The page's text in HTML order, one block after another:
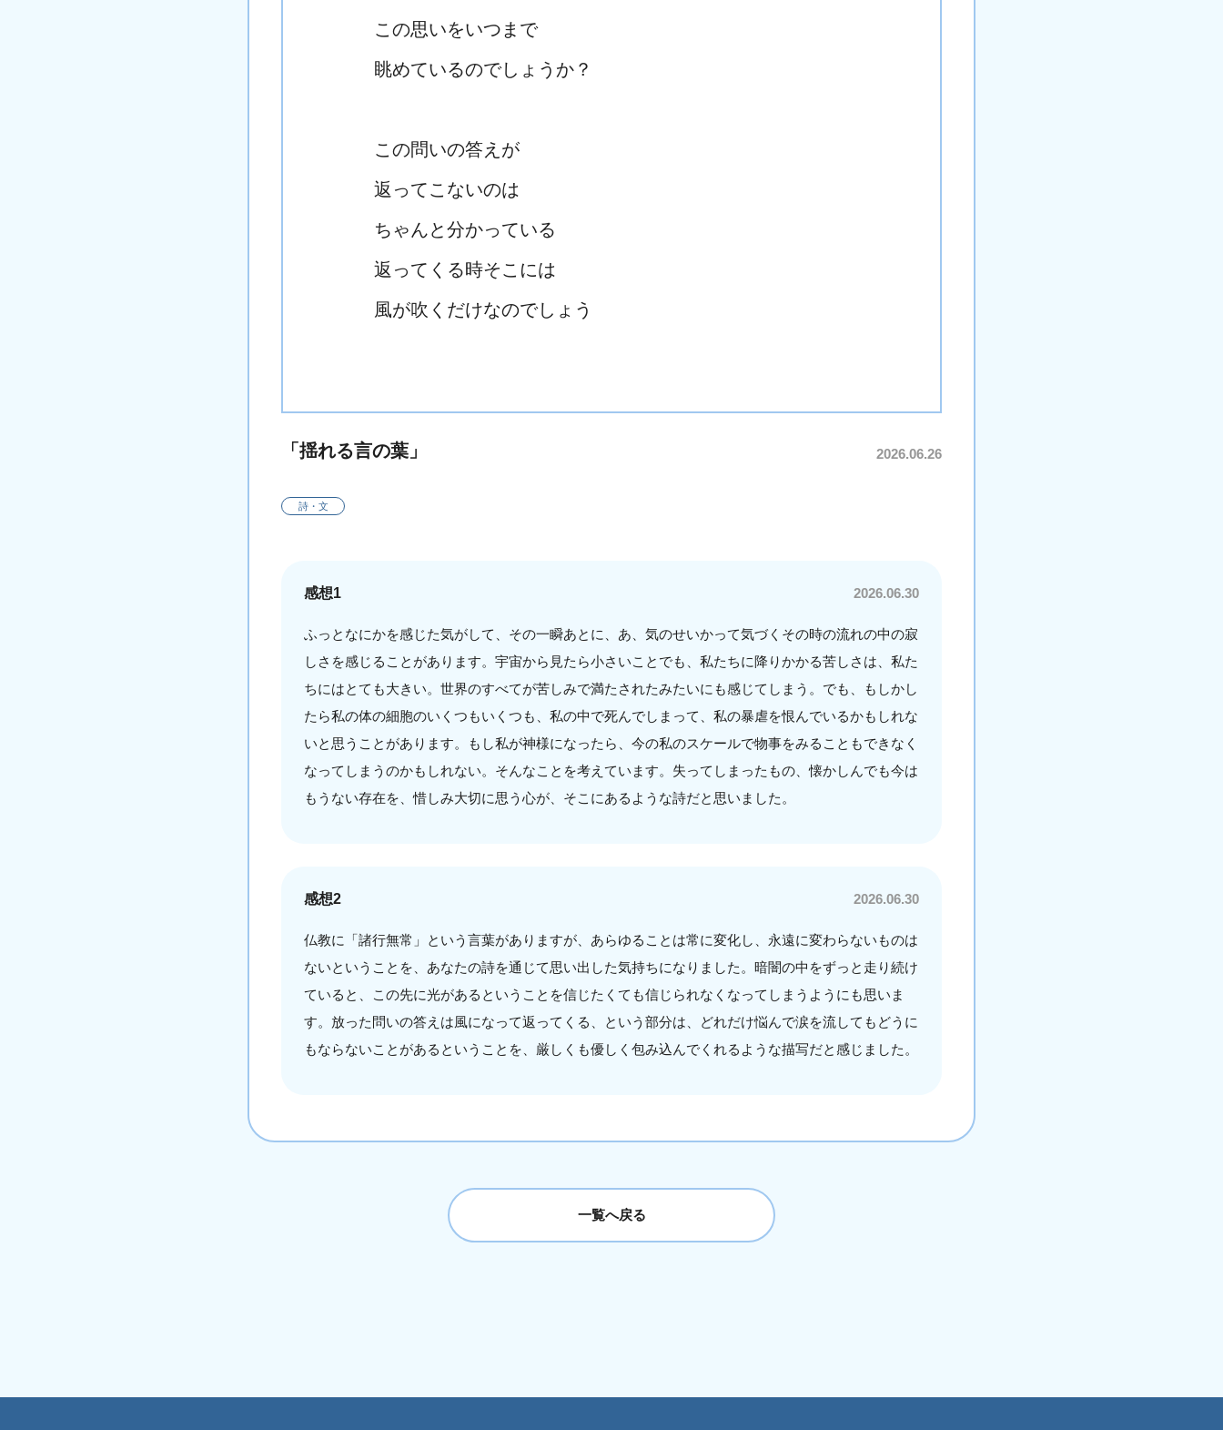
この思いをいつまで
眺めているのでしょうか？
この問いの答えが
返ってこないのは
ちゃんと分かっている
返ってくる時そこには
風が吹くだけなのでしょう
「揺れる言の葉」 2026.06.26
詩・文
感想1 2026.06.30
ふっとなにかを感じた気がして、その一瞬あとに、あ、気のせいかって気づくその時の流れの中の寂
しさを感じることがあります。宇宙から見たら小さいことでも、私たちに降りかかる苦しさは、私た
ちにはとても大きい。世界のすべてが苦しみで満たされたみたいにも感じてしまう。でも、もしかし
たら私の体の細胞のいくつもいくつも、私の中で死んでしまって、私の暴虐を恨んでいるかもしれな
いと思うことがあります。もし私が神様になったら、今の私のスケールで物事をみることもできなく
なってしまうのかもしれない。そんなことを考えています。失ってしまったもの、懐かしんでも今は
もうない存在を、惜しみ大切に思う心が、そこにあるような詩だと思いました。
感想2 2026.06.30
仏教に「諸行無常」という言葉がありますが、あらゆることは常に変化し、永遠に変わらないものは
ないということを、あなたの詩を通じて思い出した気持ちになりました。暗闇の中をずっと走り続け
ていると、この先に光があるということを信じたくても信じられなくなってしまうようにも思いま
す。放った問いの答えは風になって返ってくる、という部分は、どれだけ悩んで涙を流してもどうに
もならないことがあるということを、厳しくも優しく包み込んでくれるような描写だと感じました。
一覧へ戻る